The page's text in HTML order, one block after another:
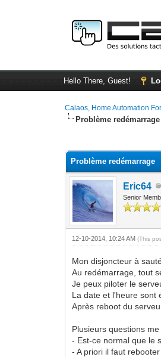
Hello There, Guest!
Calaos, Home Automation
Problème redémarrage
Problème redémarrage
Eric64
Senior
12-10-2014, 10:24 AM(This
Mon disjoncteur à
Au redémarrage, tout
Je peux piloter le
La date et l'heure sont
Après reboot du
Plusieurs questions
- Est-ce normal que le
- A priori il faut